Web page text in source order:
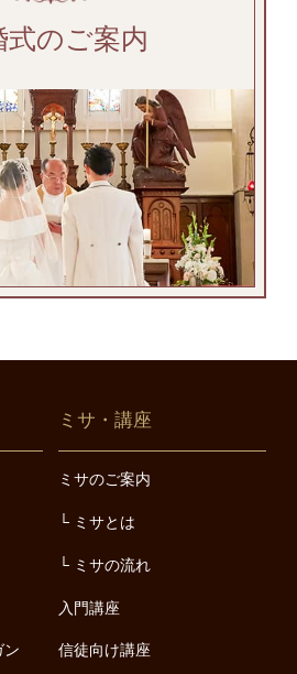
式のご案内
ン
ミサ・講座
ミサのご案内
ミサとは
ミサの流れ
入門講座
信徒向け講座